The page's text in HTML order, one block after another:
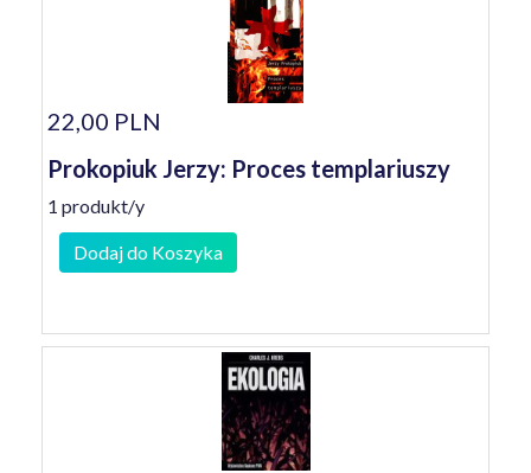
22,00 PLN
Prokopiuk Jerzy: Proces templariuszy
1 produkt/y
Dodaj do Koszyka